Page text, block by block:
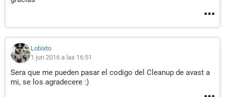
Lobixto
1 jun 2016 a las 16:51
Sera que me pueden pasar el codigo del Cleanup de avast a
mi, se los agradecere :)